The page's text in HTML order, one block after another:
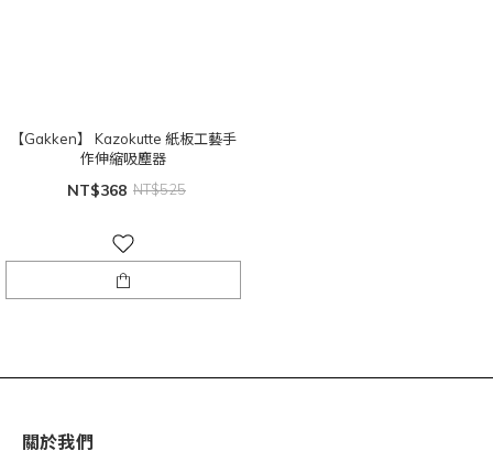
【Gakken】 Kazokutte 紙板工藝手
作伸縮吸塵器
NT$368 NT$525
關於我們